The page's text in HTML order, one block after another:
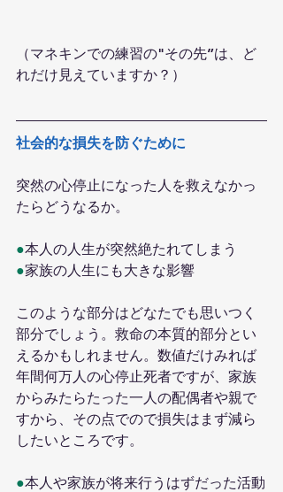
（マネキンでの練習の"その先”は、ど
れだけ見えていますか？）
社会的な損失を防ぐために
突然の心停止になった人を救えなかっ
たらどうなるか。
●本人の人生が突然絶たれてしまう
●家族の人生にも大きな影響
このような部分はどなたでも思いつく
部分でしょう。救命の本質的部分とい
えるかもしれません。数値だけみれば
年間何万人の心停止死者ですが、家族
からみたらたった一人の配偶者や親で
すから、その点でので損失はまず減ら
したいところです。
●本人や家族が将来行うはずだった活動